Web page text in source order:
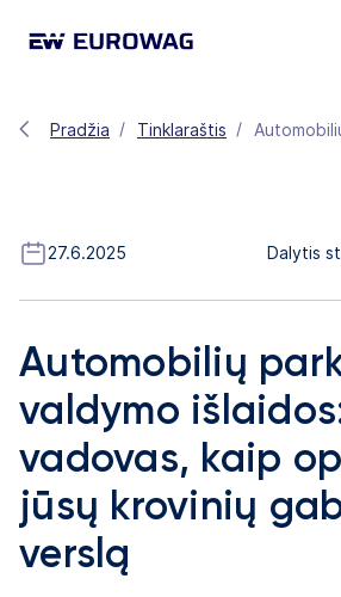
Pradžia Tinklaraštis
27.6.2025 Dalytis
Automobilių
valdymo
vadovas, kaip
jūsų krovinių
verslą